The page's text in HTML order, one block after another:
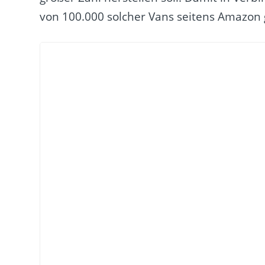
von 100.000 solcher Vans seitens Amazon